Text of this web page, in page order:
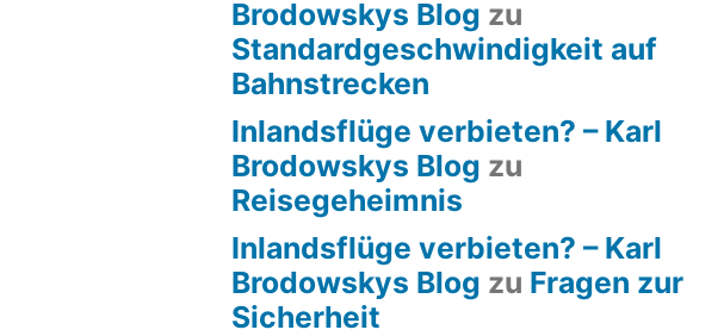
Brodowskys Blog zu
Standardgeschwindigkeit auf
Bahnstrecken
Inlandsflüge verbieten? – Karl
Brodowskys Blog zu
Reisegeheimnis
Inlandsflüge verbieten? – Karl
Brodowskys Blog zu Fragen zur
Sicherheit